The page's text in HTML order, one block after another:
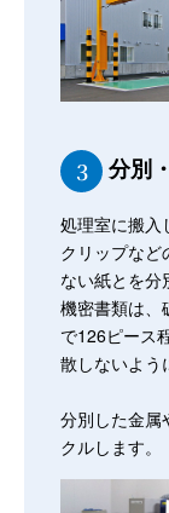
3 分別
処理室に搬入
クリップなど
ない紙とを分
機密書類は、
で126ピース
散しないよう
分別した金属
クルします。